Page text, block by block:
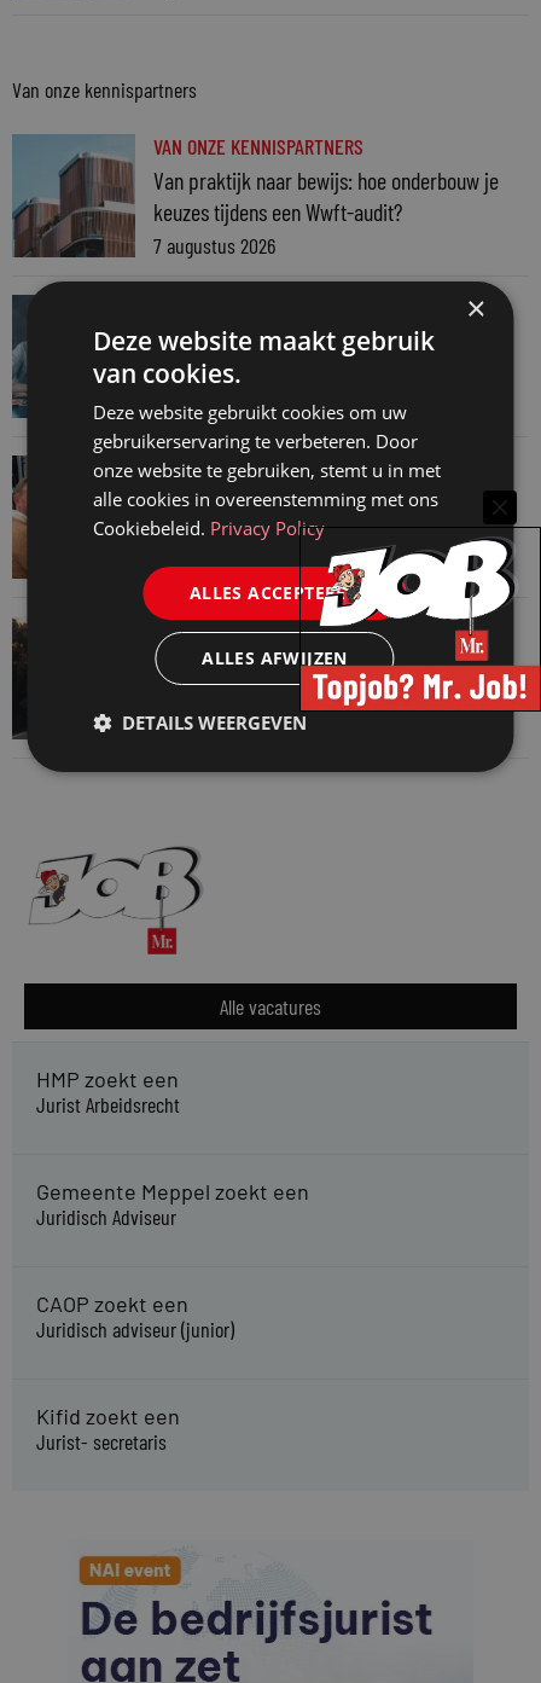
Van onze kennispartners
VAN ONZE KENNISPARTNERS
Van praktijk naar bewijs: hoe onderbouw je
keuzes tijdens een Wwft-audit?
7 augustus 2026
Werkdruk zegt meer dan urennormen
7 augustus 2026
VAN ONZE KENNISPARTNERS
Martin Woodward: waarom geen enkel
advocatenkantoor hetzelfde kan blijven
4 augustus 2026
VAN ONZE KENNISPARTNERS
Waarom standaard carrièrepaden talent
kosten
31 juli 2026
Alle vacatures
HMP zoekt een
Jurist Arbeidsrecht
Gemeente Meppel zoekt een
Juridisch Adviseur
CAOP zoekt een
Juridisch adviseur (junior)
Kifid zoekt een
Jurist- secretaris
×
Deze website maakt gebruik
van cookies.
Deze website gebruikt cookies om uw
gebruikerservaring te verbeteren. Door
onze website te gebruiken, stemt u in met
alle cookies in overeenstemming met ons
Cookiebeleid. Privacy Policy
ALLES ACCEPTEREN
ALLES AFWIJZEN
DETAILS WEERGEVEN